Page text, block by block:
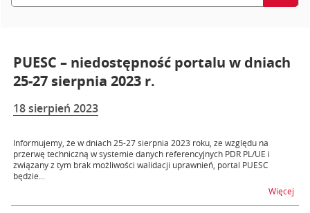
PUESC – niedostępność portalu w dniach
25-27 sierpnia 2023 r.
18 sierpień 2023
Informujemy, że w dniach 25-27 sierpnia 2023 roku, ze względu na
przerwę techniczną w systemie danych referencyjnych PDR PL/UE i
związany z tym brak możliwości walidacji uprawnień, portal PUESC
będzie...
Więcej